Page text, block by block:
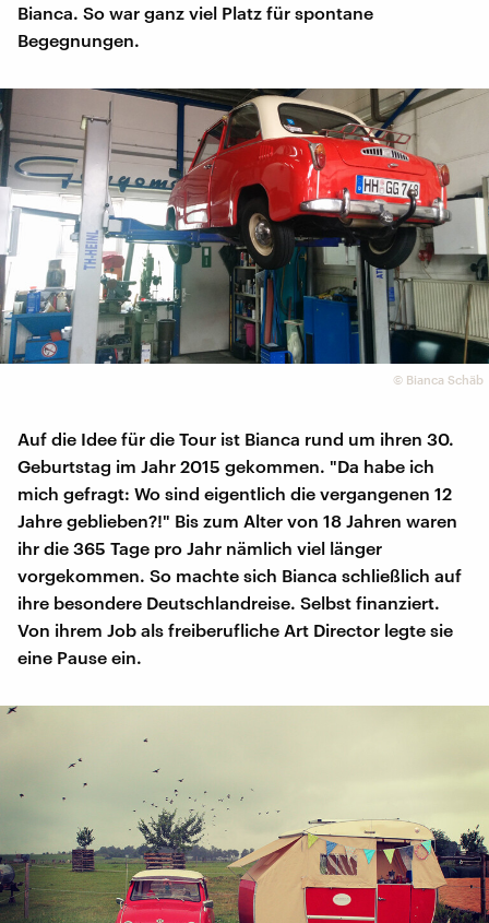
Bianca. So war ganz viel Platz für spontane
Begegnungen.
© Bianca Schäb
Auf die Idee für die Tour ist Bianca rund um ihren 30.
Geburtstag im Jahr 2015 gekommen. "Da habe ich
mich gefragt: Wo sind eigentlich die vergangenen 12
Jahre geblieben?!" Bis zum Alter von 18 Jahren waren
ihr die 365 Tage pro Jahr nämlich viel länger
vorgekommen. So machte sich Bianca schließlich auf
ihre besondere Deutschlandreise. Selbst finanziert.
Von ihrem Job als freiberufliche Art Director legte sie
eine Pause ein.